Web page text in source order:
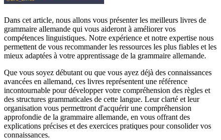
Dans cet article, nous allons vous présenter les meilleurs livres de
grammaire allemande qui vous aideront à améliorer vos
compétences linguistiques. Notre expérience et notre expertise nous
permettent de vous recommander les ressources les plus fiables et les
mieux adaptées à votre apprentissage de la grammaire allemande.
Que vous soyez débutant ou que vous ayez déjà des connaissances
avancées en allemand, ces livres représentent une référence
incontournable pour développer votre compréhension des règles et
des structures grammaticales de cette langue. Leur clarté et leur
organisation vous permettront d'acquérir une compréhension
approfondie de la grammaire allemande, en vous offrant des
explications précises et des exercices pratiques pour consolider vos
connaissances.